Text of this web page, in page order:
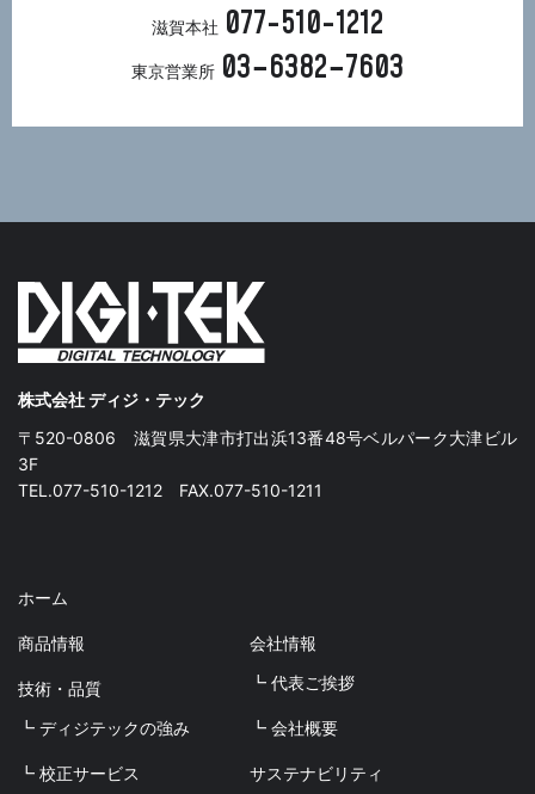
滋賀本社 077-510-1212
東京営業所 03−6382−7603
株式会社 ディジ・テック
〒520-0806 滋賀県大津市打出浜13番48号ベルパーク大津ビル
3F
TEL.077-510-1212 FAX.077-510-1211
ホーム
商品情報
技術・品質
┗ ディジテックの強み
┗ 校正サービス
会社情報
┗ 代表ご挨拶
┗ 会社概要
サステナビリティ